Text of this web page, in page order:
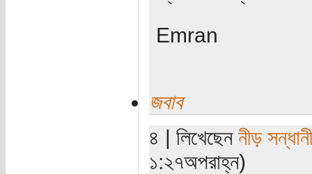
Emran
জবাব
৪ | লিখেছেন নীড় সন্ধানী
১:২৭অপরাহ্ন)